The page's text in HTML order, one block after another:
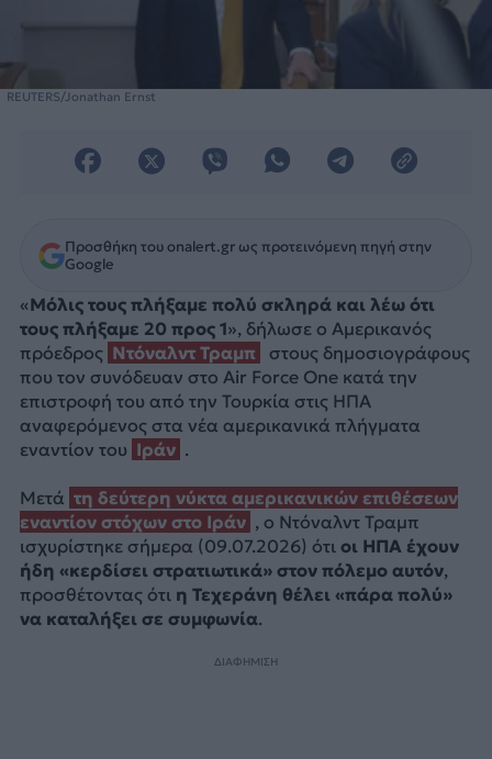
REUTERS/Jonathan Ernst
Προσθήκη του onalert.gr ως προτεινόμενη πηγή στην
Google
«Μόλις τους πλήξαμε πολύ σκληρά και λέω ότι
τους πλήξαμε 20 προς 1», δήλωσε ο Αμερικανός
πρόεδρος Ντόναλντ Τραμπ
στους δημοσιογράφους
που τον συνόδευαν στο Air Force One κατά την
επιστροφή του από την Τουρκία στις ΗΠΑ
αναφερόμενος στα νέα αμερικανικά πλήγματα
εναντίον του Ιράν .
Μετά τη δεύτερη νύκτα αμερικανικών επιθέσεων
εναντίον στόχων στο Ιράν , ο Ντόναλντ Τραμπ
ισχυρίστηκε σήμερα (09.07.2026) ότι οι ΗΠΑ έχουν
ήδη «κερδίσει στρατιωτικά» στον πόλεμο αυτόν,
προσθέτοντας ότι η Τεχεράνη θέλει «πάρα πολύ»
να καταλήξει σε συμφωνία.
ΔΙΑΦΗΜΙΣΗ